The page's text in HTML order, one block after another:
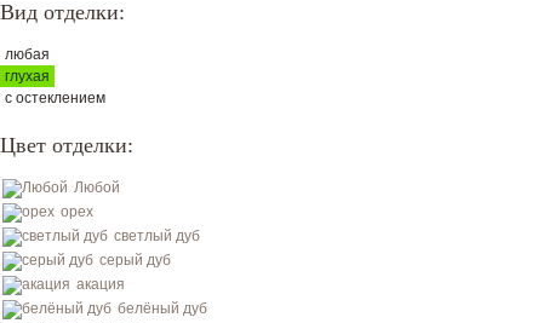
Вид отделки:
любая
глухая
с остеклением
Цвет отделки:
Любой
орех
светлый дуб
серый дуб
акация
белёный дуб